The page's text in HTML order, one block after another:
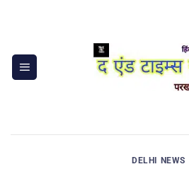
DELHI NEWS